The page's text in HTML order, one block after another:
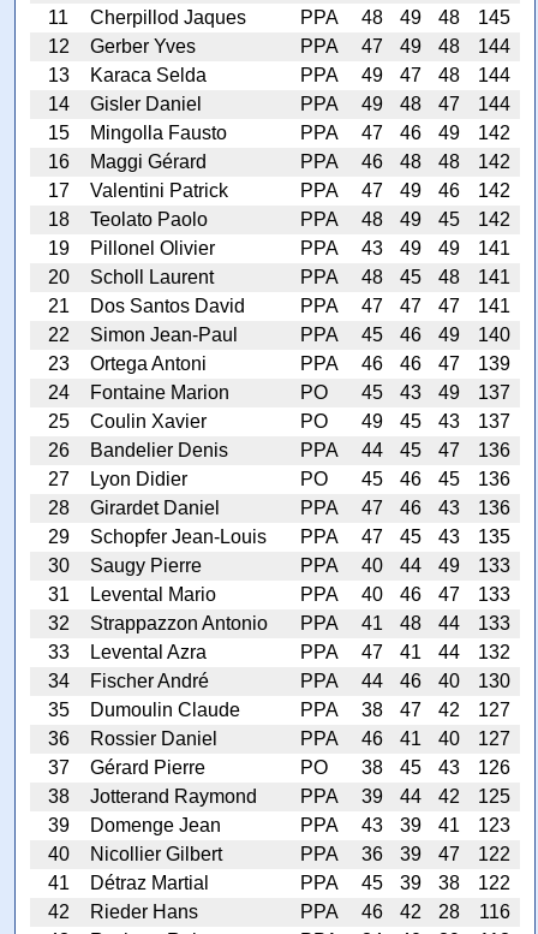
11
Cherpillod Jaques PPA 48 49 48
145
12
Gerber Yves PPA 47 49 48
144
13
Karaca Selda PPA 49 47 48
144
14
Gisler Daniel PPA 49 48 47
144
15
Mingolla Fausto PPA 47 46 49
142
16
Maggi Gérard PPA 46 48 48
142
17
Valentini Patrick PPA 47 49 46
142
18
Teolato Paolo PPA 48 49 45
142
19
Pillonel Olivier PPA 43 49 49
141
20
Scholl Laurent PPA 48 45 48
141
21
Dos Santos David PPA 47 47 47
141
22
Simon Jean-Paul PPA 45 46 49
140
23
Ortega Antoni PPA 46 46 47
139
24
Fontaine Marion PO 45 43 49
137
25
Coulin Xavier PO 49 45 43
137
26
Bandelier Denis PPA 44 45 47
136
27
Lyon Didier PO 45 46 45
136
28
Girardet Daniel PPA 47 46 43
136
29
Schopfer Jean-Louis PPA 47 45 43
135
30
Saugy Pierre PPA 40 44 49
133
31
Levental Mario PPA 40 46 47
133
32
Strappazzon Antonio PPA 41 48 44
133
33
Levental Azra PPA 47 41 44
132
34
Fischer André PPA 44 46 40
130
35
Dumoulin Claude PPA 38 47 42
127
36
Rossier Daniel PPA 46 41 40
127
37
Gérard Pierre PO 38 45 43
126
38
Jotterand Raymond PPA 39 44 42
125
39
Domenge Jean PPA 43 39 41
123
40
Nicollier Gilbert PPA 36 39 47
122
41
Détraz Martial PPA 45 39 38
122
42
Rieder Hans PPA 46 42 28
116